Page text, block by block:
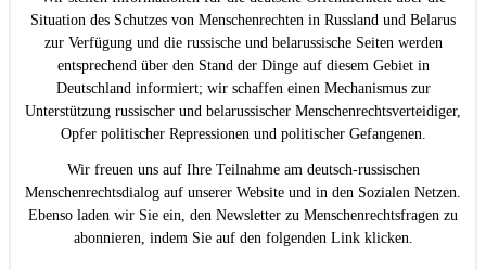
Situation des Schutzes von Menschenrechten in Russland und Belarus
zur Verfügung und die russische und belarussische Seiten werden
entsprechend über den Stand der Dinge auf diesem Gebiet in
Deutschland informiert; wir schaffen einen Mechanismus zur
Unterstützung russischer und belarussischer Menschenrechtsverteidiger,
Opfer politischer Repressionen und politischer Gefangenen.
Wir freuen uns auf Ihre Teilnahme am deutsch-russischen
Menschenrechtsdialog auf unserer Website und in den Sozialen Netzen.
Ebenso laden wir Sie ein, den Newsletter zu Menschenrechtsfragen zu
abonnieren, indem Sie auf den folgenden Link klicken.